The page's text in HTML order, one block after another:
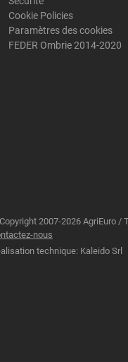
Cookie Policies
Paramètres des cookies
FEDER Ombrie 2014-2020
2007-2026 AgriEuro /
nous
technique: Kaleido Srl